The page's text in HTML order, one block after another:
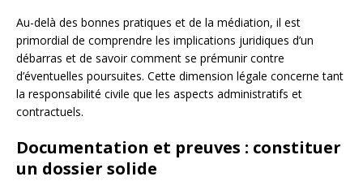
Au-delà des bonnes pratiques et de la médiation, il est
primordial de comprendre les implications juridiques d’un
débarras et de savoir comment se prémunir contre
d’éventuelles poursuites. Cette dimension légale concerne tant
la responsabilité civile que les aspects administratifs et
contractuels.
Documentation et preuves : constituer
un dossier solide